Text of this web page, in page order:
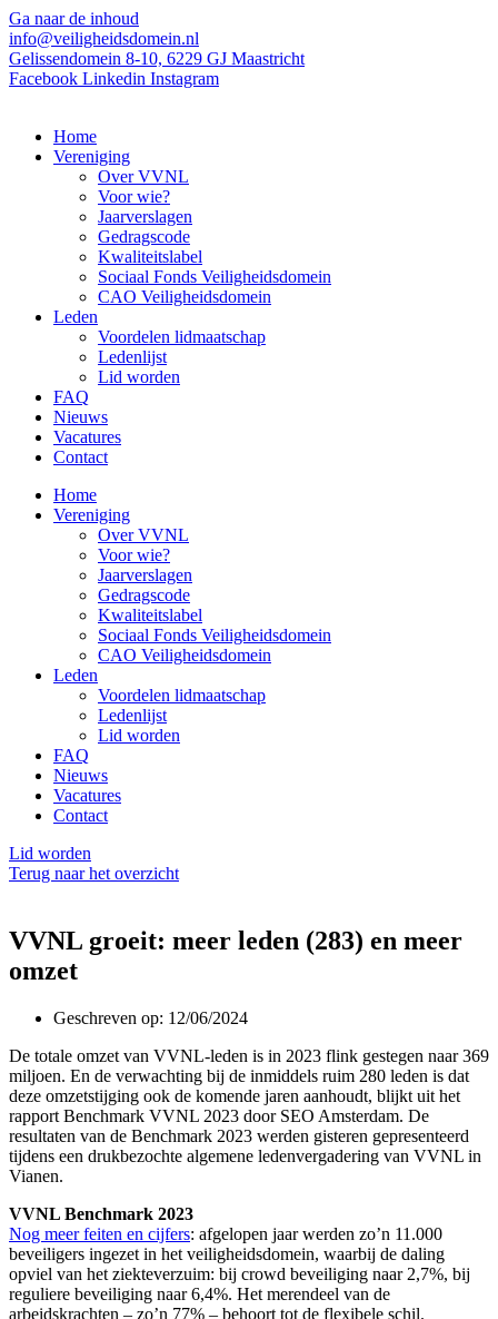
Ga naar de inhoud
info@veiligheidsdomein.nl
Gelissendomein 8-10, 6229 GJ Maastricht
Facebook Linkedin Instagram
Home
Vereniging
Over VVNL
Voor wie?
Jaarverslagen
Gedragscode
Kwaliteitslabel
Sociaal Fonds Veiligheidsdomein
CAO Veiligheidsdomein
Leden
Voordelen lidmaatschap
Ledenlijst
Lid worden
FAQ
Nieuws
Vacatures
Contact
Home
Vereniging
Over VVNL
Voor wie?
Jaarverslagen
Gedragscode
Kwaliteitslabel
Sociaal Fonds Veiligheidsdomein
CAO Veiligheidsdomein
Leden
Voordelen lidmaatschap
Ledenlijst
Lid worden
FAQ
Nieuws
Vacatures
Contact
Lid worden
Terug naar het overzicht
VVNL groeit: meer leden (283) en meer
omzet
Geschreven op: 12/06/2024
De totale omzet van VVNL-leden is in 2023 flink gestegen naar 369
miljoen. En de verwachting bij de inmiddels ruim 280 leden is dat
deze omzetstijging ook de komende jaren aanhoudt, blijkt uit het
rapport Benchmark VVNL 2023 door SEO Amsterdam. De
resultaten van de Benchmark 2023 werden gisteren gepresenteerd
tijdens een drukbezochte algemene ledenvergadering van VVNL in
Vianen.
VVNL Benchmark 2023
Nog meer feiten en cijfers: afgelopen jaar werden zo’n 11.000
beveiligers ingezet in het veiligheidsdomein, waarbij de daling
opviel van het ziekteverzuim: bij crowd beveiliging naar 2,7%, bij
reguliere beveiliging naar 6,4%. Het merendeel van de
arbeidskrachten – zo’n 77% – behoort tot de flexibele schil.